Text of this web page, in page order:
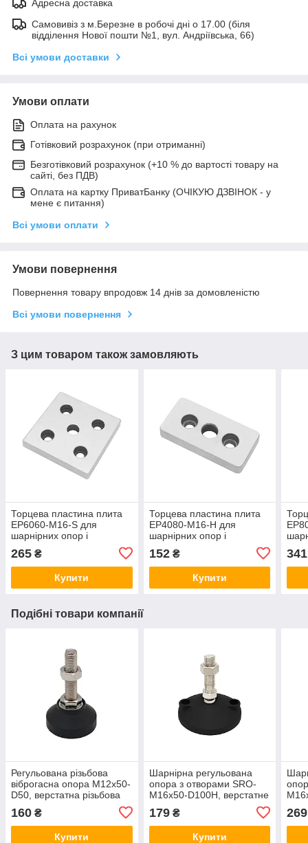
Адресна доставка
Самовивіз з м.Березне в робочі дні о 17.00 (біля
відділення Нової пошти №1, вул. Андріївська, 66)
Всі умови доставки
Умови оплати
Оплата на рахунок
Готівковий розрахунок (при отриманні)
Безготівковий розрахунок (+10 % до вартості товару на
сайті, без ПДВ)
Оплата на картку ПриватБанку (ОЧІКУЮ ДЗВІНОК - у
мене є питання)
Всі умови оплати
Умови повернення
Повернення товару впродовж 14 днів за домовленістю
Всі умови повернення
З цим товаром також замовляють
Торцева пластина плита
EP6060-M16-S для
шарнірних опор і
підлогових елементів під
конструкційний профіль
265 ₴
Купити
Торцева пластина плита
EP4080-M16-H для
шарнірних опор і
підлогових елементів під
конструкційний профіль
152₴
Купити
341
Подібні товари компанії
Регульована різьбова
віброгасна опора M12x50-
D50, верстатна різьбова
віброопора М12, опорна
ніжка
160 ₴
Купити
Шарнірна регульована
опора з отворами SRO-
M16x50-D100H, верстатне
різьбова віброгасна ніжка
М16
179₴
Купити
269